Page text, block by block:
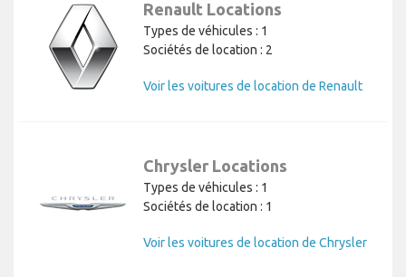
Renault Locations
Types de véhicules : 1
Sociétés de location : 2
Voir les voitures de location de Renault
Chrysler Locations
Types de véhicules : 1
Sociétés de location : 1
Voir les voitures de location de Chrysler